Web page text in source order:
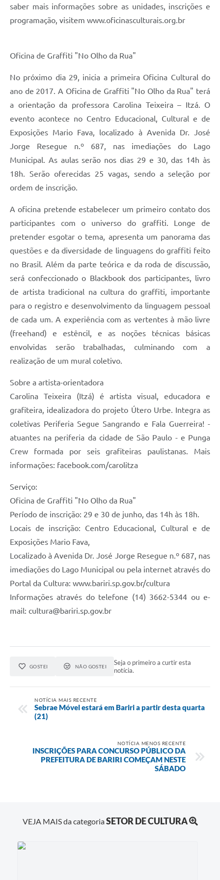
saber mais informações sobre as unidades, inscrições e
programação, visitem www.oficinasculturais.org.br
Oficina de Graffiti "No Olho da Rua"
No próximo dia 29, inicia a primeira Oficina Cultural do
ano de 2017. A Oficina de Graffiti "No Olho da Rua" terá
a orientação da professora Carolina Teixeira – Itzá. O
evento acontece no Centro Educacional, Cultural e de
Exposições Mario Fava, localizado à Avenida Dr. José
Jorge Resegue n.º 687, nas imediações do Lago
Municipal. As aulas serão nos dias 29 e 30, das 14h às
18h. Serão oferecidas 25 vagas, sendo a seleção por
ordem de inscrição.
A oficina pretende estabelecer um primeiro contato dos
participantes com o universo do graffiti. Longe de
pretender esgotar o tema, apresenta um panorama das
questões e da diversidade de linguagens do graffiti feito
no Brasil. Além da parte teórica e da roda de discussão,
será confeccionado o Blackbook dos participantes, livro
de artista tradicional na cultura do graffiti, importante
para o registro e desenvolvimento da linguagem pessoal
de cada um. A experiência com as vertentes à mão livre
(freehand) e estêncil, e as noções técnicas básicas
envolvidas serão trabalhadas, culminando com a
realização de um mural coletivo.
Sobre a artista-orientadora
Carolina Teixeira (Itzá) é artista visual, educadora e
grafiteira, idealizadora do projeto Útero Urbe. Integra as
coletivas Periferia Segue Sangrando e Fala Guerreira! -
atuantes na periferia da cidade de São Paulo - e Punga
Crew formada por seis grafiteiras paulistanas. Mais
informações: facebook.com/carolitza
Serviço:
Oficina de Graffiti "No Olho da Rua"
Período de inscrição: 29 e 30 de junho, das 14h às 18h.
Locais de inscrição: Centro Educacional, Cultural e de
Exposições Mario Fava,
Localizado à Avenida Dr. José Jorge Resegue n.º 687, nas
imediações do Lago Municipal ou pela internet através do
Portal da Cultura: www.bariri.sp.gov.br/cultura
Informações através do telefone (14) 3662-5344 ou e-
mail: cultura@bariri.sp.gov.br
GOSTEI NÃO GOSTEI
Seja o primeiro a curtir esta
notícia.
NOTÍCIA MAIS RECENTE
Sebrae Móvel estará em Bariri a partir desta quarta
(21)
NOTÍCIA MENOS RECENTE
INSCRIÇÕES PARA CONCURSO PÚBLICO DA
PREFEITURA DE BARIRI COMEÇAM NESTE
SÁBADO
VEJA MAIS da categoriaSETOR DE CULTURA